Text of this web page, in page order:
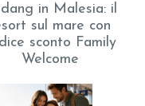
in Malesia: il
sul mare con
sconto Family
Welcome